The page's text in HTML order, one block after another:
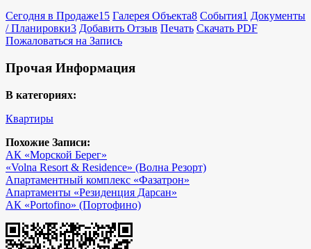
Сегодня в Продаже15 Галерея Объекта8 События1 Документы
/ Планировки3 Добавить Отзыв Печать Скачать PDF
Пожаловаться на Запись
Прочая Информация
В категориях:
Квартиры
Похожие Записи:
АК «Морской Берег»
«Volna Resort & Residence» (Волна Резорт)
Апартаментный комплекс «Фазатрон»
Апартаменты «Резиденция Дарсан»
АК «Portofino» (Портофино)